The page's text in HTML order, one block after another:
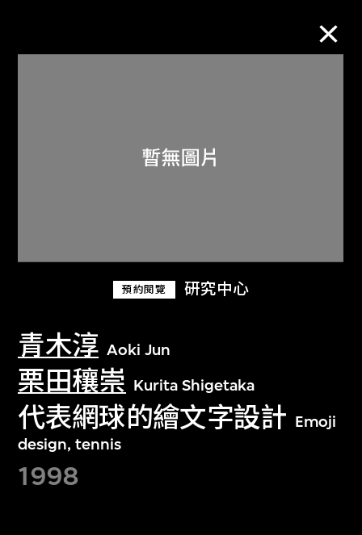
預約閱覽 研究中心
青木淳 Aoki Jun
栗田穰崇 Kurita Shigetaka
代表網球的繪文字設計 Emoji
design, tennis
1998
關於M+藏品
探索世界頂級的二十及二十一世紀視覺
文化藏品。